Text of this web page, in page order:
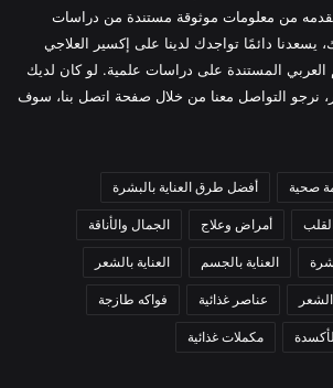
من معلومات موثوقة مستندة من دراسات
يسعدنا دائمًا تواجدك لدينا على إكسير العلاجي
العربي المستندة على دراسات علمية. لو كان لديك
نرجو التواصل معنا من خلال صفحة اتصل بنا، سوف
صحية أفضل طرق العناية بالبشرة
أمراض وعلاج الجمال والأناقة
العناية بالجسم العناية بالشعر
عناصر غذائية فواكه طازجة
مكملات غذائية